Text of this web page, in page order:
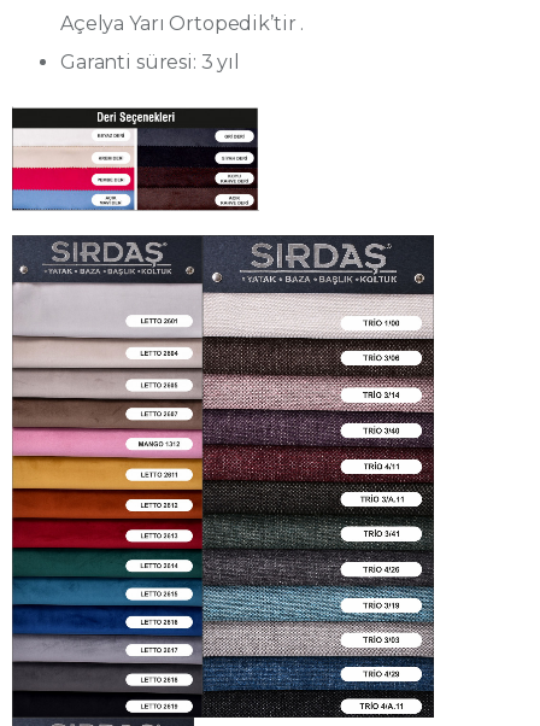
Açelya Yarı Ortopedik’tir .
Garanti süresi: 3 yıl